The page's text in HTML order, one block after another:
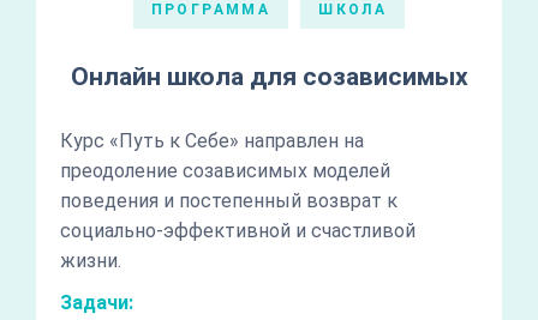
ПРОГРАММА ШКОЛА
Онлайн школа для созависимых
Курс «Путь к Себе» направлен на
преодоление созависимых моделей
поведения и постепенный возврат к
социально-эффективной и счастливой
жизни.
Задачи: